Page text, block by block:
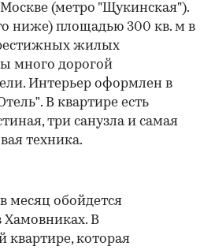
(метро "Щукинская").
ниже) площадью 300 кв. м в
жилых
много дорогой
Интерьер оформлен в
В квартире есть
три санузла и самая
техника.
месяц обойдется
Хамовниках. В
квартире, которая